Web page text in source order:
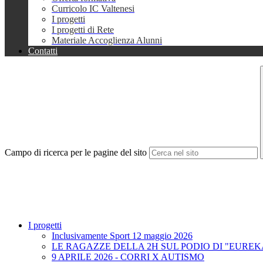
Curricolo IC Valtenesi
I progetti
I progetti di Rete
Materiale Accoglienza Alunni
Contatti
Campo di ricerca per le pagine del sito
I progetti
Inclusivamente Sport 12 maggio 2026
LE RAGAZZE DELLA 2H SUL PODIO DI
9 APRILE 2026 - CORRI X AUTISMO